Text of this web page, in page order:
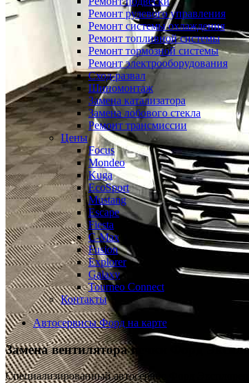
Ремонт рулевого управления
Ремонт системы охлаждения
Ремонт топливной системы
Ремонт тормозной системы
Ремонт электрооборудования
Сход-развал
Шиномонтаж
Замена катализатора
Замена лобового стекла
Ремонт трансмиссии
Цены
Focus
Mondeo
Kuga
EcoSport
Mustang
Escape
Fiesta
C-Max
Fusion
Explorer
Galaxy
Tourneo Connect
Контакты
Автосервисы Форд на карте
Замена вентилятора печки Форд
Специализированный автосервис Форд